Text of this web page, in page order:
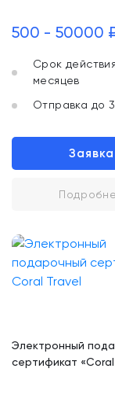
500 - 50000
Срок
месяцев
Отправка до
Заявка
Электронный
сертификат «Coral